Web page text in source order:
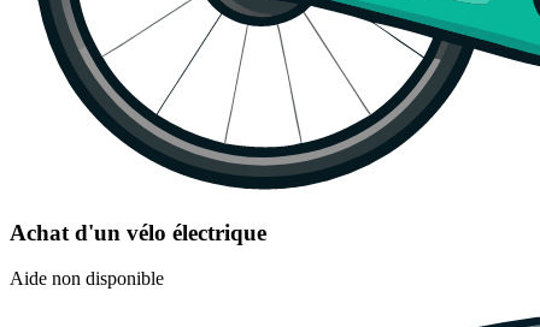
Achat d'un vélo électrique
Aide non disponible